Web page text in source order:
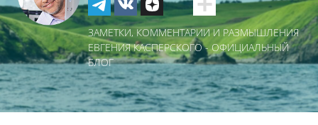
ЗАМЕТКИ, КОММЕНТАРИИ И РАЗМЫШЛЕНИЯ
ЕВГЕНИЯ КАСПЕРСКОГО - ОФИЦИАЛЬНЫЙ
БЛОГ